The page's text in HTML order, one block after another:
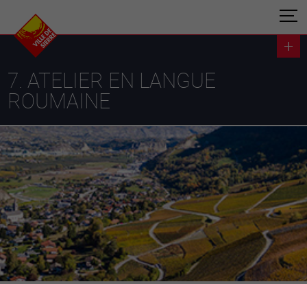
7. ATELIER EN LANGUE
ROUMAINE